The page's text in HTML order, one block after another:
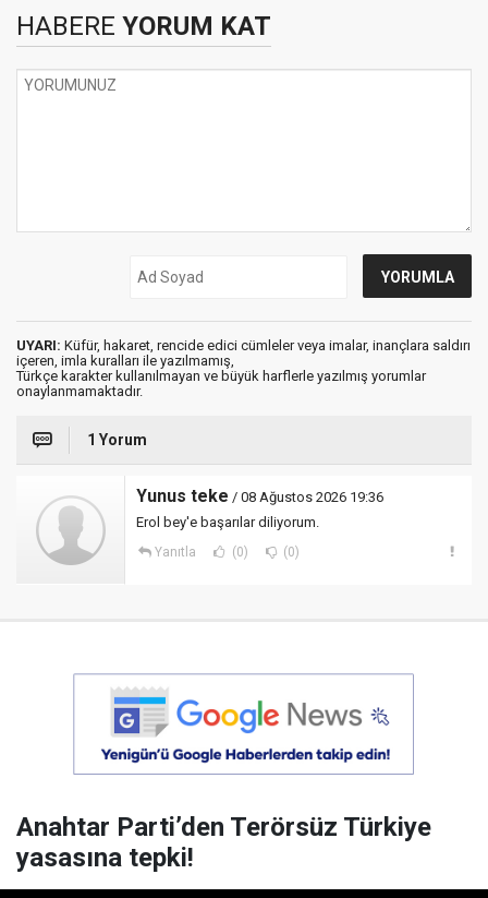
HABERE YORUM KAT
UYARI: Küfür, hakaret, rencide edici cümleler veya imalar, inançlara saldırı
içeren, imla kuralları ile yazılmamış,
Türkçe karakter kullanılmayan ve büyük harflerle yazılmış yorumlar
onaylanmamaktadır.
1 Yorum
Yunus teke / 08 Ağustos 2026 19:36
Erol bey'e başarılar diliyorum.
Yanıtla (0) (0)
Anahtar Parti’den Terörsüz Türkiye
yasasına tepki!